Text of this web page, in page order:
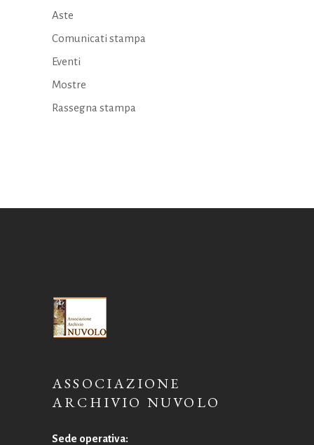
Aste
Comunicati stampa
Eventi
Mostre
Rassegna stampa
ASSOCIAZIONE
ARCHIVIO NUVOLO
Sede operativa: